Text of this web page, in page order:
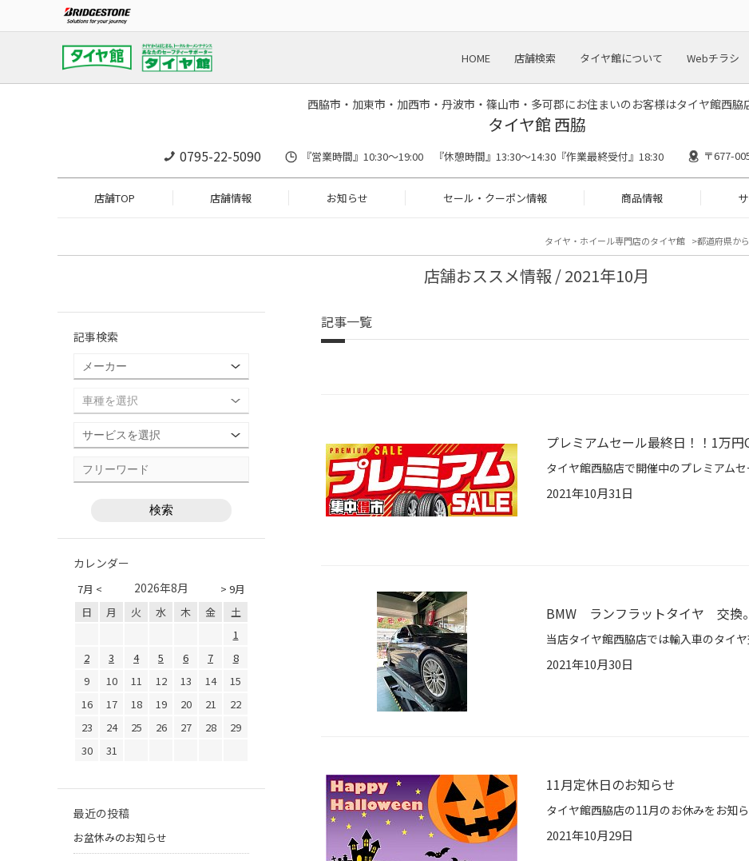
HOME 店舗検索 タイヤ館について Webチラシ
西脇市・加東市・加西市・丹波市・篠山市・多可郡にお住まいのお客様はタイヤ館西脇
タイヤ館 西脇
0795-22-5090 『営業時間』10:30～19:00 『休憩時間』13:30～14:30『作業最終受付』18:30 〒677-
店舗TOP 店舗情報 お知らせ セール・クーポン情報 商品情報
タイヤ・ホイール専門店のタイヤ館 都道府県か
店舗おススメ情報 / 2021年10月
記事一覧
プレミアムセール最終日！！1万円
2021年10月31日
BMW ランフラットタイヤ 交換。
2021年10月30日
11月定休日のお知らせ
2021年10月29日
記事検索
カレンダー
7月 < > 9月
2026年8月
日 月 火 水 木 金
土
1
2
3 4 5 6 7
8
9
10 11 12 13 14
15
16
17 18 19 20 21
22
23
24 25 26 27 28
29
30
31
最近の投稿
お盆休みのお知らせ